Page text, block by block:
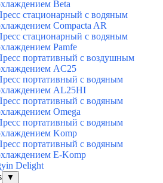
Beta
стационарный с водяным
Compacta AR
стационарный с водяным
Pamfe
портативный с воздушным
AC25
портативный с водяным
AL25HI
портативный с водяным
Omega
портативный с водяным
Komp
портативный с водяным
E-Komp
Delight
▼